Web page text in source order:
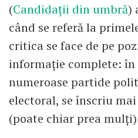
(Candidaţii din umbră)
când se referă la
critica se face de pe
informaţie complete:
numeroase partide
electoral, se înscriu
(poate chiar prea